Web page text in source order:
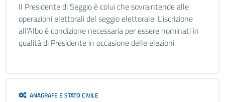
Il Presidente di Seggio è colui che sovraintende alle
operazioni elettorali del seggio elettorale. L'iscrizione
all'Albo è condizione necessaria per essere nominati in
qualità di Presidente in occasione delle elezioni.
ANAGRAFE E STATO CIVILE